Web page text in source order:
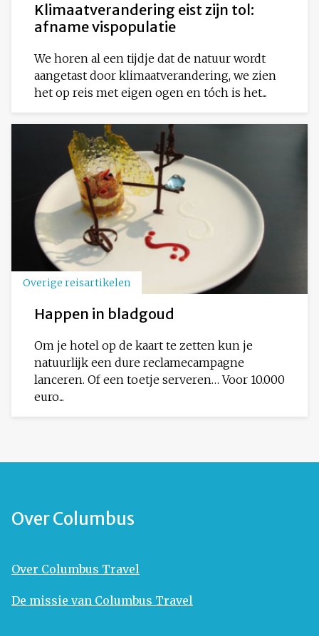
Klimaatverandering eist zijn tol:
afname vispopulatie
We horen al een tijdje dat de natuur wordt
aangetast door klimaatverandering, we zien
het op reis met eigen ogen en tóch is het...
Overige reisartikelen
Happen in bladgoud
Om je hotel op de kaart te zetten kun je
natuurlijk een dure reclamecampagne
lanceren. Of een toetje serveren… Voor 10.000
euro...
Over Columbus
Over Columbus Travel
De missie van Columbus Travel